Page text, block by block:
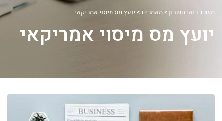
משרד רואי חשבון >מאמרים > יועץ מס מיסוי אמריקאי
יועץ מס מיסוי אמריקאי